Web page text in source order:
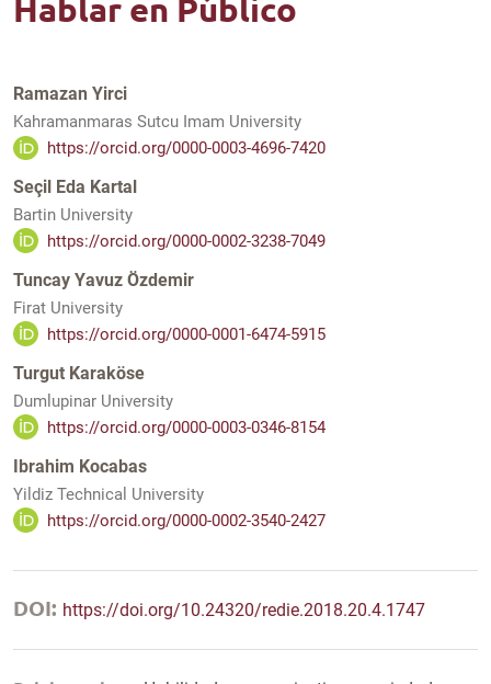
Hablar en Público
Ramazan Yirci
Kahramanmaras Sutcu Imam University
https://orcid.org/0000-0003-4696-7420
Seçil Eda Kartal
Bartin University
https://orcid.org/0000-0002-3238-7049
Tuncay Yavuz Özdemir
Firat University
https://orcid.org/0000-0001-6474-5915
Turgut Karaköse
Dumlupinar University
https://orcid.org/0000-0003-0346-8154
Ibrahim Kocabas
Yildiz Technical University
https://orcid.org/0000-0002-3540-2427
DOI: https://doi.org/10.24320/redie.2018.20.4.1747